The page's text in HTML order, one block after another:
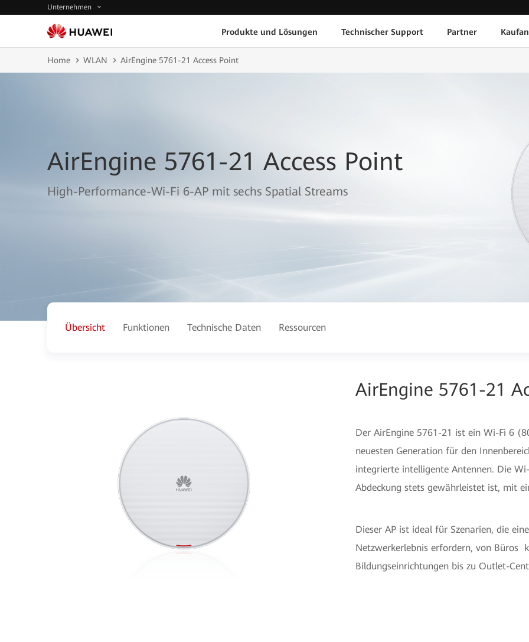
Unternehmen
Produkte und Lösungen Technischer Support Partner
Home WLAN AirEngine 5761-21 Access Point
AirEngine 5761-21 Access Point
High-Performance-Wi-Fi 6-AP mit sechs Spatial Streams
Übersicht Funktionen Technische Daten Ressourcen
AirEngine 5761-21
Der AirEngine 5761-21 ist ein Wi-Fi 6
neuesten Generation für den
integrierte intelligente Antennen. Die
Abdeckung stets gewährleistet ist, mit
Dieser AP ist ideal für Szenarien, die
Netzwerkerlebnis erfordern, von Büros
Bildungseinrichtungen bis zu Outlet-